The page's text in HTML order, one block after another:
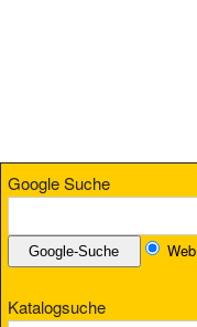
Google Suche
Web
Katalogsuche